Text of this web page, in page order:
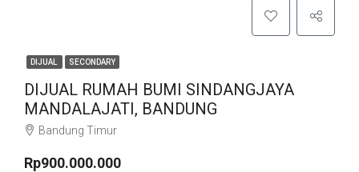
DIJUAL SECONDARY
DIJUAL RUMAH BUMI SINDANGJAYA
MANDALAJATI, BANDUNG
Bandung Timur
Rp900.000.000